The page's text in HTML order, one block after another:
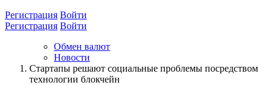
Регистрация Войти
Регистрация Войти
Обмен валют
Новости
Стартапы решают социальные проблемы посредством
технологии блокчейн